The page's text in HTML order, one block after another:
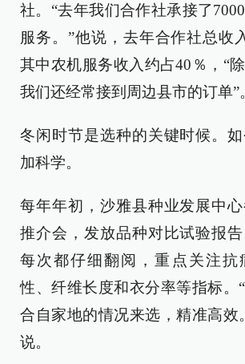
社。“去年我们合作社承接了
服务。”他说，去年合作社总收
其中农机服务收入约占40％，“
我们还经常接到周边县市的订单”
冬闲时节是选种的关键时候。
加科学。
每年年初，沙雅县种业发展中
推介会，发放品种对比试验报
每次都仔细翻阅，重点关注抗
性、纤维长度和衣分率等指标。
合自家地的情况来选，精准高效
说。